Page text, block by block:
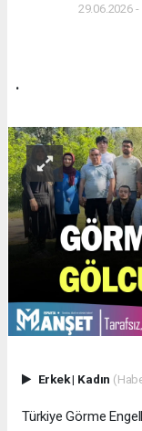
29.06.2026
.
Erkek| Kadın
Türkiye Görme